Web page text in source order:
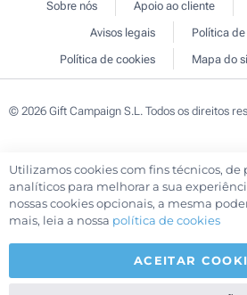
Sobre nós Apoio ao cliente
Avisos legais
Política
Política de cookies
Mapa do
© 2026 Gift Campaign S.L. Todos os direitos
Utilizamos cookies com fins técnicos, de
analíticos para melhorar a sua
nossas cookies opcionais, a mesma
mais, leia a nossa política de cookies
ACEITAR